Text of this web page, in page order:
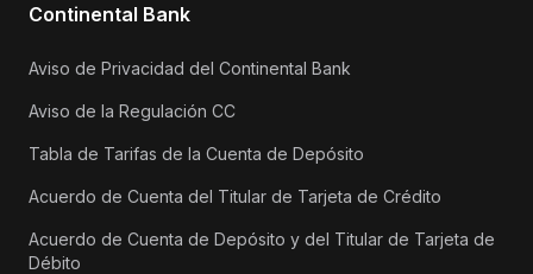
Continental Bank
Aviso de Privacidad del Continental Bank
Aviso de la Regulación CC
Tabla de Tarifas de la Cuenta de Depósito
Acuerdo de Cuenta del Titular de Tarjeta de Crédito
Acuerdo de Cuenta de Depósito y del Titular de Tarjeta de
Débito